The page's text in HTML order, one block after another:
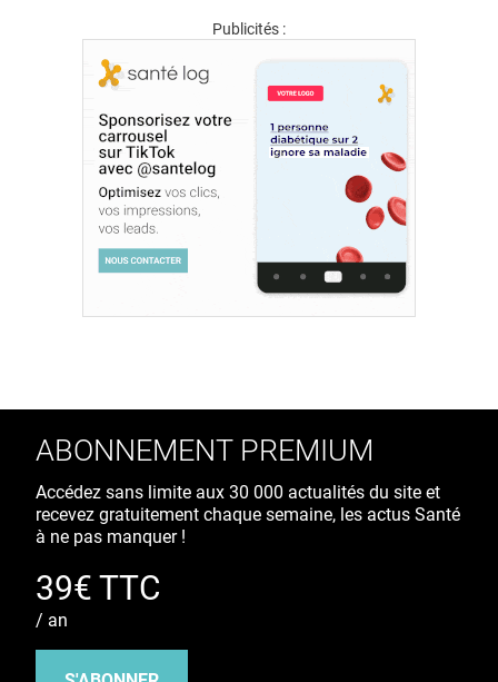
Publicités :
ABONNEMENT PREMIUM
Accédez sans limite aux 30 000 actualités du site et
recevez gratuitement chaque semaine, les actus Santé
à ne pas manquer !
39€ TTC
/ an